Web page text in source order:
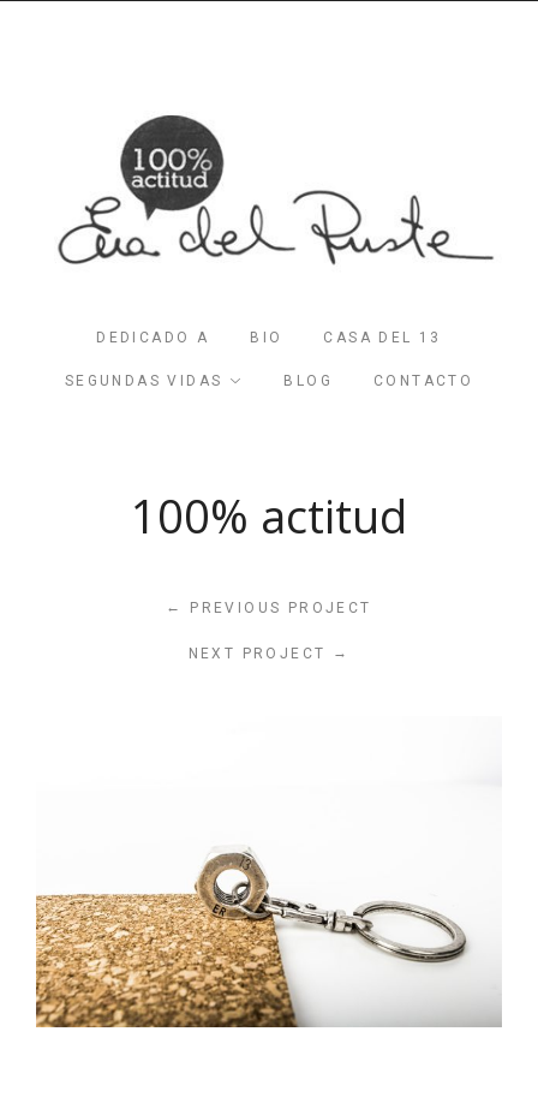
DEDICADO A BIO CASA DEL 13
SEGUNDAS VIDAS BLOG CONTACTO
100% actitud
← PREVIOUS PROJECT
NEXT PROJECT →